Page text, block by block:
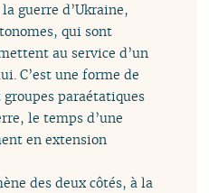
guerre d’Ukraine,
qui sont
au service d’un
C’est une forme de
paraétatiques
le temps d’une
en extension
des deux côtés, à la